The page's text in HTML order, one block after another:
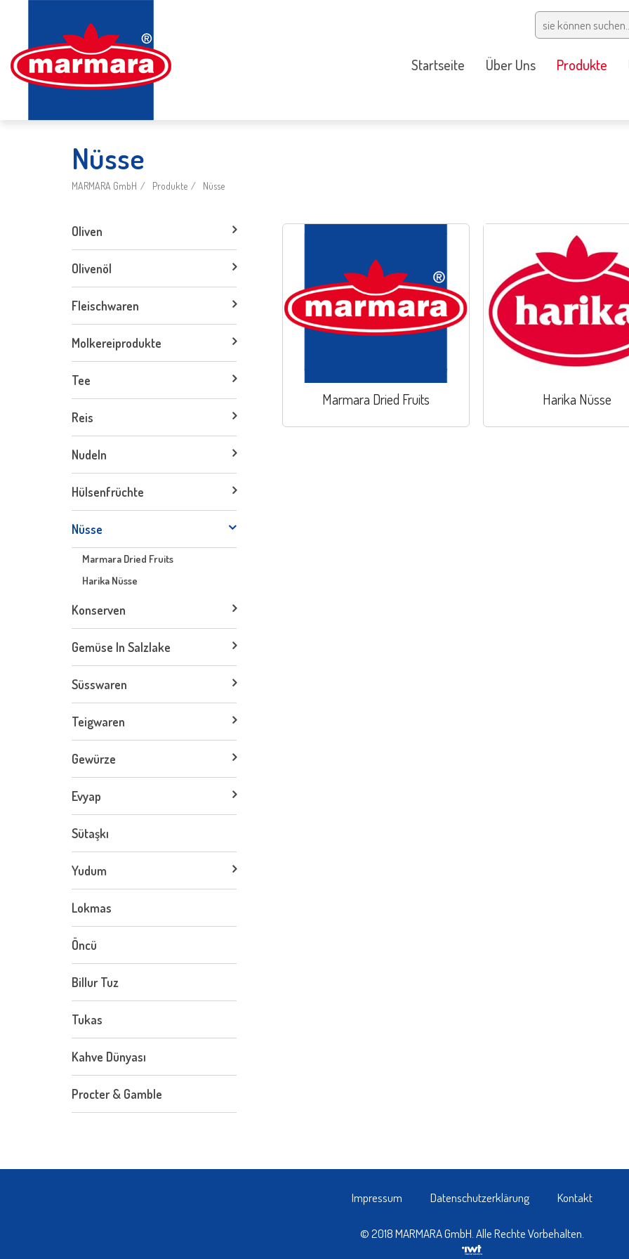
Startseite Über Uns Produkte
Nüsse
MARMARA GmbH Produkte Nüsse
Oliven
Olivenöl
Fleischwaren
Molkereiprodukte
Tee
Reis
Nudeln
Hülsenfrüchte
Nüsse
Marmara Dried Fruits
Harika Nüsse
Konserven
Gemüse In Salzlake
Süsswaren
Teigwaren
Gewürze
Evyap
Sütaşkı
Yudum
Lokmas
Öncü
Billur Tuz
Tukas
Kahve Dünyası
Procter & Gamble
Marmara Dried Fruits Harika Nüsse
Impressum Datenschutzerklärung Kontakt
© 2018 MARMARA GmbH. Alle Rechte Vorbehalten.